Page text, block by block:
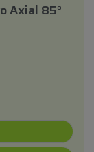
Axial 85°